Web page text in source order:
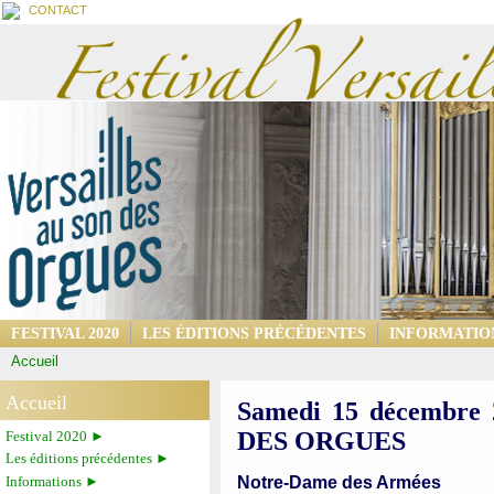
CONTACT
FESTIVAL 2020 LES ÉDITIONS PRÉCÉDENTES
Accueil
Accueil
Festival 2020 ►
Les éditions précédentes ►
Informations ►
Samedi 15
DES ORGUES
Notre-Dame des Armées